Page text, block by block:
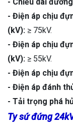
- Điện áp chịu
(kV): ≥ 75kV.
- Điện áp chịu
(kV): ≥ 55kV.
- Điện áp chịu
- Điện áp đánh
- Tải trọng phá
Ty sứ đứng